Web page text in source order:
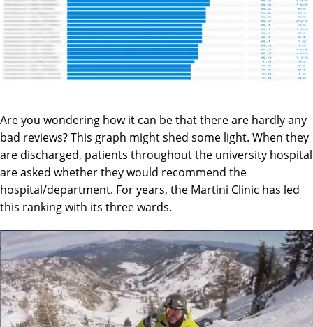
Are you wondering how it can be that there are hardly any
bad reviews? This graph might shed some light. When they
are discharged, patients throughout the university hospital
are asked whether they would recommend the
hospital/department. For years, the Martini Clinic has led
this ranking with its three wards.